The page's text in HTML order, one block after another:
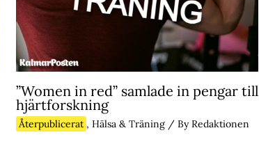
”Women in red” samlade in pengar till
hjärtforskning
Återpublicerat , Hälsa & Träning/ ByRedaktionen